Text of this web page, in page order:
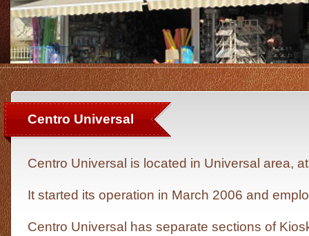
Centro Universal
Centro Universal is located in Universal area,
It started its operation in March 2006 and
Centro Universal has separate sections of